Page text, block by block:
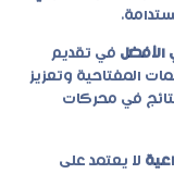
في تقديم
المفتاحية وتعزيز
نتائج في محركات
لا يعتمد على